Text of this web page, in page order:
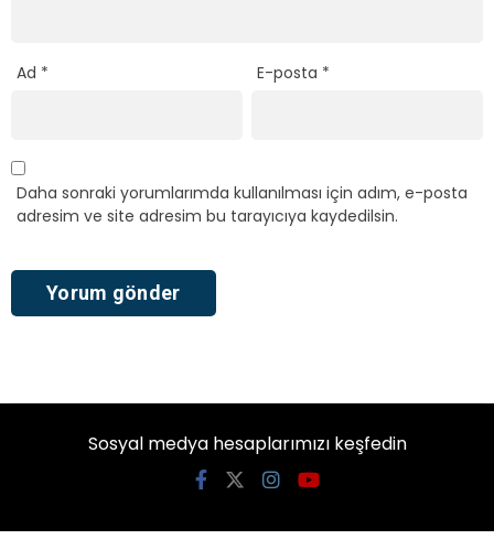
Ad * E-posta *
Daha sonraki yorumlarımda kullanılması için adım, e-posta
adresim ve site adresim bu tarayıcıya kaydedilsin.
Sosyal medya hesaplarımızı keşfedin